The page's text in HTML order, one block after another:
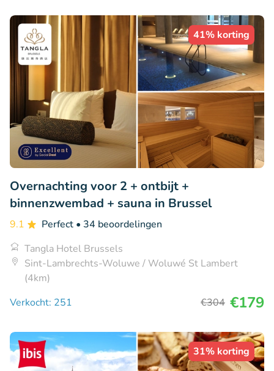
41% korting
Overnachting voor 2 + ontbijt +
binnenzwembad + sauna in Brussel
9.1 Perfect • 34 beoordelingen
Tangla Hotel Brussels
Sint-Lambrechts-Woluwe / Woluwé St Lambert
(4km)
Verkocht: 251
€304 €179
31% korting